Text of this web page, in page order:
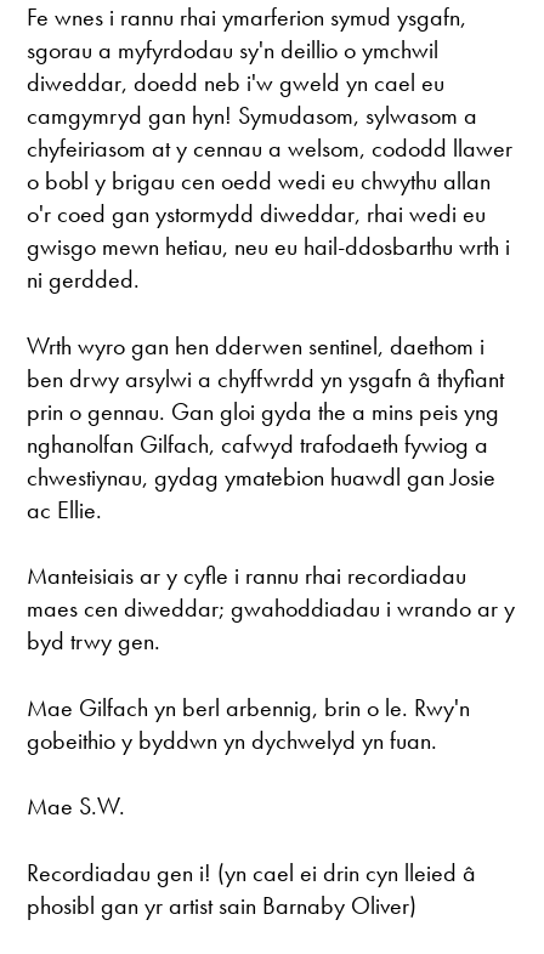
Fe wnes i rannu rhai ymarferion symud ysgafn,
sgorau a myfyrdodau sy'n deillio o ymchwil
diweddar, doedd neb i'w gweld yn cael eu
camgymryd gan hyn! Symudasom, sylwasom a
chyfeiriasom at y cennau a welsom, cododd llawer
o bobl y brigau cen oedd wedi eu chwythu allan
o'r coed gan ystormydd diweddar, rhai wedi eu
gwisgo mewn hetiau, neu eu hail-ddosbarthu wrth i
ni gerdded.
Wrth wyro gan hen dderwen sentinel, daethom i
ben drwy arsylwi a chyffwrdd yn ysgafn â thyfiant
prin o gennau. Gan gloi gyda the a mins peis yng
nghanolfan Gilfach, cafwyd trafodaeth fywiog a
chwestiynau, gydag ymatebion huawdl gan Josie
ac Ellie.
Manteisiais ar y cyfle i rannu rhai recordiadau
maes cen diweddar; gwahoddiadau i wrando ar y
byd trwy gen.
Mae Gilfach yn berl arbennig, brin o le. Rwy'n
gobeithio y byddwn yn dychwelyd yn fuan.
Mae S.W.
Recordiadau gen i! (yn cael ei drin cyn lleied â
phosibl gan yr artist sain Barnaby Oliver)